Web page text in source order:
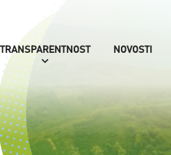
TRANSPARENTNOST NOVOSTI